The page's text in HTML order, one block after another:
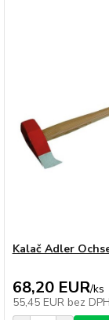
Kalač Adler
68,20 EUR/ks
55,45 EUR bez DPH